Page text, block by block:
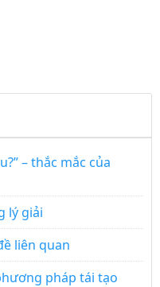
– thắc mắc của
lý giải
liên quan
pháp tái tạo